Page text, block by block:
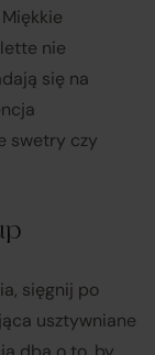
nie
się na
swetry czy
sięgnij po
usztywniane